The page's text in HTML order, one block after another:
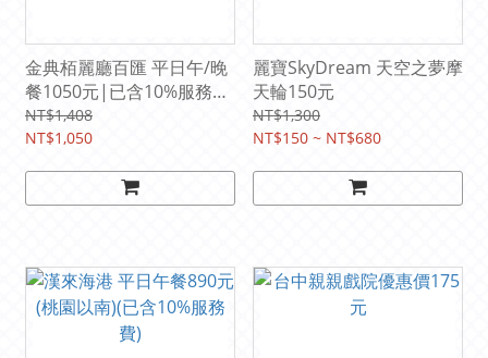
金典栢麗廳百匯 平日午/晚
餐1050元|已含10%服務費
(原價1408元)
NT$1,408
NT$1,050
麗寶SkyDream 天空之夢摩
天輪150元
NT$1,300
NT$150 ~ NT$680